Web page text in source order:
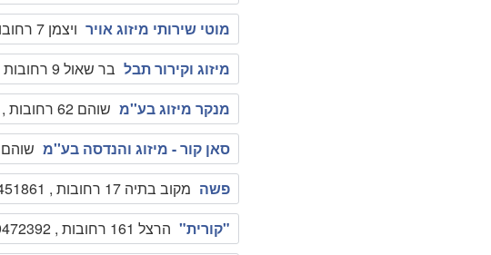
מוטי שירותי מיזוג אויר ויצמן 7 רחובות , 0526307916
מיזוג וקירור תבל בר שאול 9 רחובות , 089319642
מנקר מיזוג בע''מ שוהם 62 רחובות , 089496353
סאן קור - מיזוג והנדסה בע''מ שוהם 62 רחובות , 089496353
פשה מקוב בתיה 17 רחובות , 089451861
"קורית" הרצל 161 רחובות , 089472392